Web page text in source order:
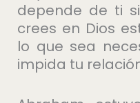
depende de ti
crees en Dios
lo que sea
impida tu